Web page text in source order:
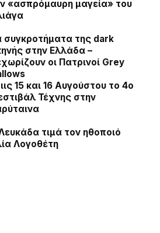
«ασπρόμαυρη μαγεία» του
συγκροτήματα της dark
στην Ελλάδα –
οι Πατρινοί Grey
15 και 16 Αυγούστου το 4ο
Τέχνης στην
τιμά τον ηθοποιό
Λογοθέτη